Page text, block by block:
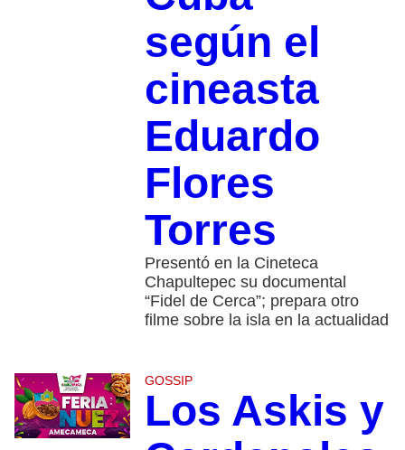
según el
cineasta
Eduardo
Flores
Torres
Presentó en la Cineteca
Chapultepec su documental
“Fidel de Cerca”; prepara otro
filme sobre la isla en la actualidad
GOSSIP
Los Askis y